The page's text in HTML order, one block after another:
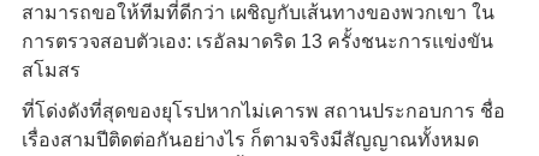
สามารถขอให้ทีมที่ดีกว่า เผชิญกับเส้นทางของพวกเขา ใน
การตรวจสอบตัวเอง: เรอัลมาดริด 13 ครั้งชนะการแข่งขัน
สโมสร
ที่โด่งดังที่สุดของยุโรปหากไม่เคารพ สถานประกอบการ ชื่อ
เรื่องสามปีติดต่อกันอย่างไร ก็ตามจริงมีสัญญาณทั้งหมด